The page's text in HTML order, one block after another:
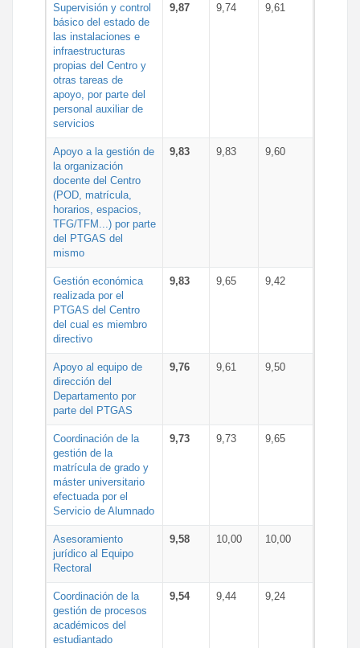
Supervisión y control
básico del estado de
las instalaciones e
infraestructuras
propias del Centro y
otras tareas de
apoyo, por parte del
personal auxiliar de
servicios
9,87 9,74 9,61
Apoyo a la gestión de
la organización
docente del Centro
(POD, matrícula,
horarios, espacios,
TFG/TFM...) por parte
del PTGAS del
mismo
9,83 9,83 9,60
Gestión económica
realizada por el
PTGAS del Centro
del cual es miembro
directivo
9,83 9,65 9,42
Apoyo al equipo de
dirección del
Departamento por
parte del PTGAS
9,76 9,61 9,50
Coordinación de la
gestión de la
matrícula de grado y
máster universitario
efectuada por el
Servicio de Alumnado
9,73 9,73 9,65
Asesoramiento
jurídico al Equipo
Rectoral
9,58 10,00 10,00
Coordinación de la
gestión de procesos
académicos del
estudiantado
9,54 9,44 9,24